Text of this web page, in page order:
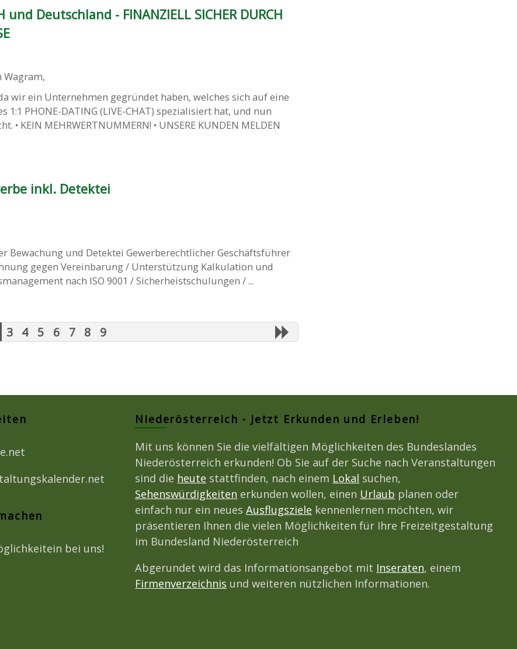
und Deutschland - FINANZIELL SICHER DURCH
Wagram,
wir ein Unternehmen gegründet haben, welches sich auf eine
1:1 PHONE-DATING (LIVE-CHAT) spezialisiert hat, und nun
• KEIN MEHRWERTNUMMERN! • UNSERE KUNDEN MELDEN
inkl. Detektei
Bewachung und Detektei Gewerberechtlicher Geschäftsführer
gegen Vereinbarung / Unterstützung Kalkulation und
nach ISO 9001 / Sicherheistschulungen / ...
3 4 5 6 7 8 9
bei uns!
Niederösterreich - Jetzt Erkunden und Erleben!
Mit uns können Sie die vielfältigen Möglichkeiten des Bundeslandes
Niederösterreich erkunden! Ob Sie auf der Suche nach Veranstaltungen
sind die heute stattfinden, nach einem Lokal suchen,
Sehenswürdigkeiten erkunden wollen, einen Urlaub planen oder
einfach nur ein neuesAusflugsziele kennenlernen möchten, wir
präsentieren Ihnen die vielen Möglichkeiten für Ihre Freizeitgestaltung
im Bundesland Niederösterreich
Abgerundet wird das Informationsangebot mit Inseraten, einem
Firmenverzeichnis und weiteren nützlichen Informationen.